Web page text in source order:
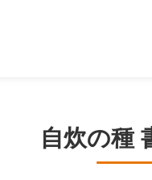
自炊の種